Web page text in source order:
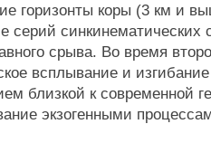
горизонты коры (3 км и
серий синкинематических
срыва. Во время
всплывание и
близкой к современной
экзогенными